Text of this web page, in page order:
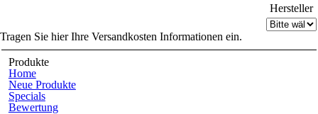
Hersteller
Tragen Sie hier Ihre Versandkosten Informationen ein.
Produkte
Home
Neue Produkte
Specials
Bewertung